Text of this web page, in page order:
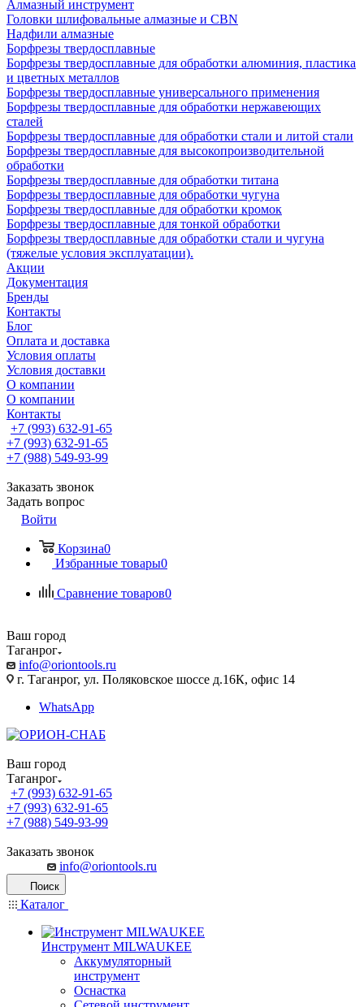
Алмазный инструмент
Головки шлифовальные алмазные и CBN
Надфили алмазные
Борфрезы твердосплавные
Борфрезы твердосплавные для обработки алюминия, пластика
и цветных металлов
Борфрезы твердосплавные универсального применения
Борфрезы твердосплавные для обработки нержавеющих
сталей
Борфрезы твердосплавные для обработки стали и литой стали
Борфрезы твердосплавные для высокопроизводительной
обработки
Борфрезы твердосплавные для обработки титана
Борфрезы твердосплавные для обработки чугуна
Борфрезы твердосплавные для обработки кромок
Борфрезы твердосплавные для тонкой обработки
Борфрезы твердосплавные для обработки стали и чугуна
(тяжелые условия эксплуатации).
Акции
Документация
Бренды
Контакты
Блог
Оплата и доставка
Условия оплаты
Условия доставки
О компании
О компании
Контакты
+7 (993) 632-91-65
+7 (993) 632-91-65
+7 (988) 549-93-99
Заказать звонок
Задать вопрос
Войти
Корзина0
Избранные товары0
Сравнение товаров0
Ваш город
Таганрог
info@oriontools.ru
г. Таганрог, ул. Поляковское шоссе д.16К, офис 14
WhatsApp
Ваш город
Таганрог
+7 (993) 632-91-65
+7 (993) 632-91-65
+7 (988) 549-93-99
Заказать звонок
info@oriontools.ru
Поиск
Каталог
Инструмент MILWAUKEE
Аккумуляторный
инструмент
Оснастка